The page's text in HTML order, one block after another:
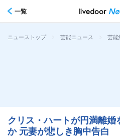
一覧
ニューストップ > 芸能ニュース > 芸能
クリス・ハートが円満離
か 元妻が悲しき胸中告白